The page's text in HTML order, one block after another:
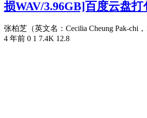
损WAV/3.96GB]百度云盘打
张柏芝（英文名：Cecilia Cheung Pak-chi
4 年前 0 1 7.4K 12.8